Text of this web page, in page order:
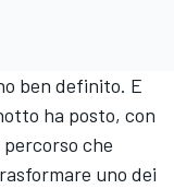
ben definito. E
ha posto, con
che
uno dei